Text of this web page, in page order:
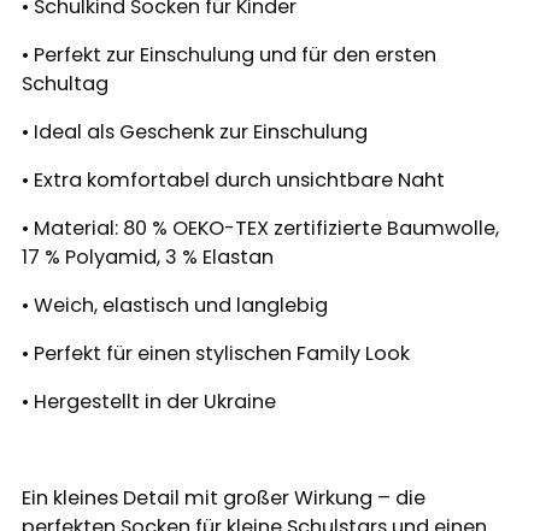
• Schulkind Socken für Kinder
• Perfekt zur Einschulung und für den ersten
Schultag
• Ideal als Geschenk zur Einschulung
• Extra komfortabel durch unsichtbare Naht
• Material: 80 % OEKO-TEX zertifizierte Baumwolle,
17 % Polyamid, 3 % Elastan
• Weich, elastisch und langlebig
• Perfekt für einen stylischen Family Look
• Hergestellt in der Ukraine
Ein kleines Detail mit großer Wirkung – die